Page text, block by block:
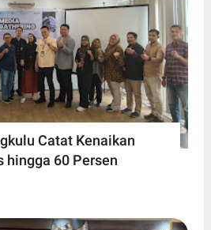
Catat Kenaikan
hingga 60 Persen